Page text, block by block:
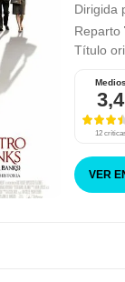
Dirigida
Reparto
Título
3,4
12
VER